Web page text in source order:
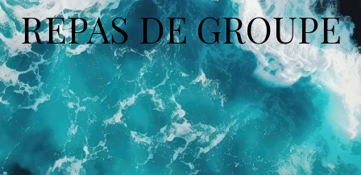
REPAS DE GROUPE